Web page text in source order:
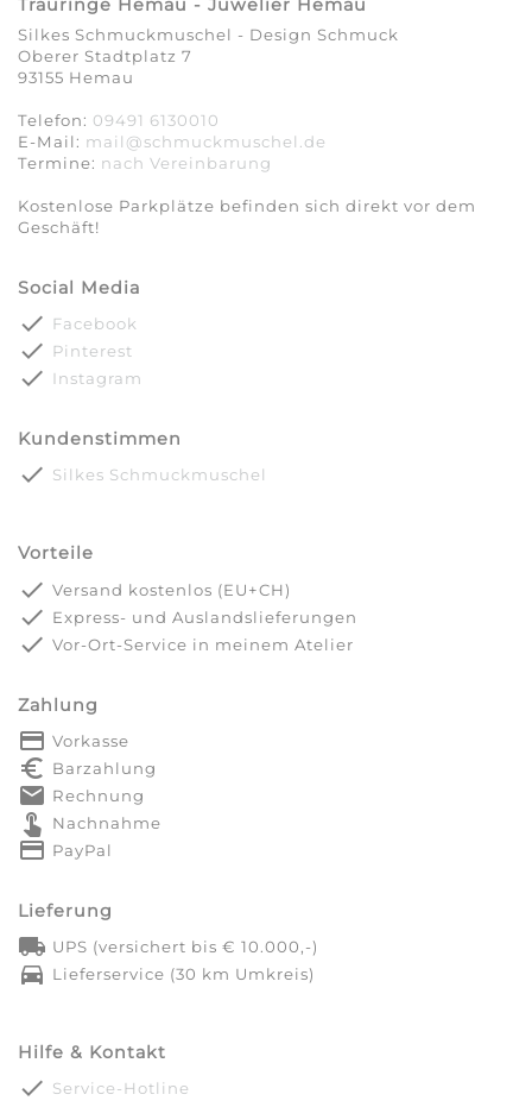
Trauringe Hemau - Juwelier Hemau
Silkes Schmuckmuschel - Design Schmuck
Oberer Stadtplatz 7
93155 Hemau
Telefon: 09491 6130010
E-Mail: mail@schmuckmuschel.de
Termine: nach Vereinbarung​​​​​​​
Kostenlose Parkplätze befinden sich direkt vor dem
Geschäft!
Social Media
done Facebook
done Pinterest
done Instagram
Kundenstimmen
done Silkes Schmuckmuschel
Vorteile
done Versand kostenlos (EU+CH)
done Express- und Auslandslieferungen
done Vor-Ort-Service in meinem Atelier
Zahlung
payment Vorkasse
euro_symbol Barzahlung
markunread Rechnung
touch_app Nachnahme
credit_card PayPal
Lieferung
local_shipping UPS (versichert bis € 10.000,-)
directions_car Lieferservice (30 km Umkreis)
Hilfe & Kontakt
done Service-Hotline